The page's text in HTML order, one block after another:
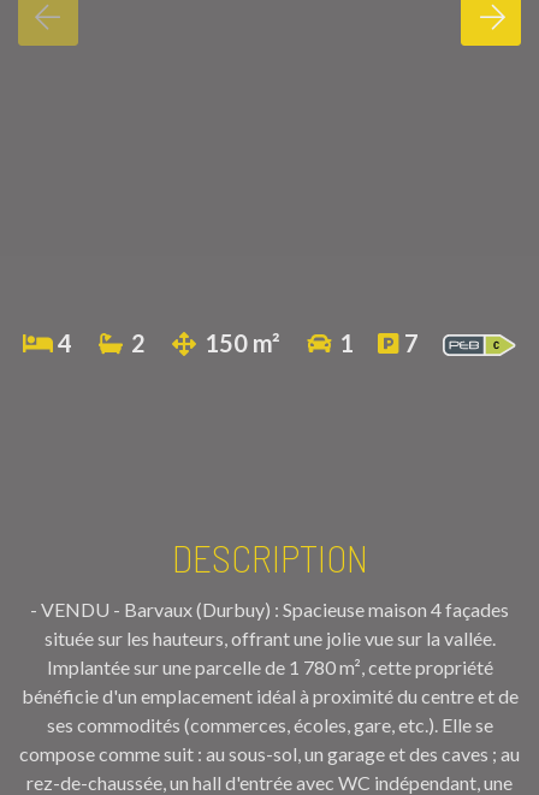
4 2 150 m² 1 7
DESCRIPTION
- VENDU - Barvaux (Durbuy) : Spacieuse maison 4 façades
située sur les hauteurs, offrant une jolie vue sur la vallée.
Implantée sur une parcelle de 1 780 m², cette propriété
bénéficie d'un emplacement idéal à proximité du centre et de
ses commodités (commerces, écoles, gare, etc.). Elle se
compose comme suit : au sous-sol, un garage et des caves ; au
rez-de-chaussée, un hall d'entrée avec WC indépendant, une